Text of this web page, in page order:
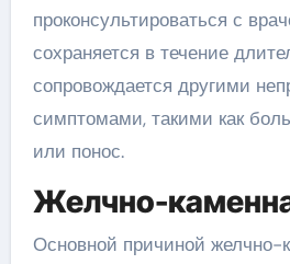
проконсультироваться с
сохраняется в течение
сопровождается другими
симптомами, такими как
или понос.
Желчно-
Основной причиной желчно-